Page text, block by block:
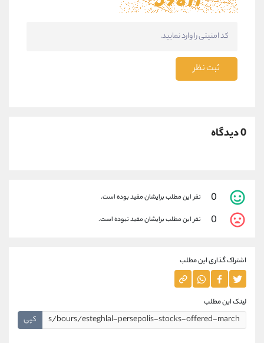
ثبت نظر
0 دیدگاه
0 نفر این مطلب برایشان مفید بوده است.
0 نفر این مطلب برایشان مفید نبوده است.
اشتراک گذاری این مطلب
لینک این مطلب
کپی